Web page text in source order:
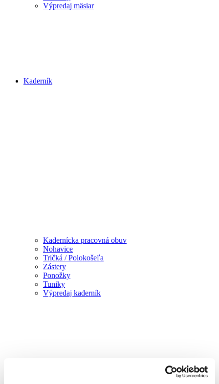
Výpredaj mäsiar
Kaderník
Kadernícka pracovná obuv
Nohavice
Tričká / Polokošeľa
Zástery
Ponožky
Tuniky
Výpredaj kaderník